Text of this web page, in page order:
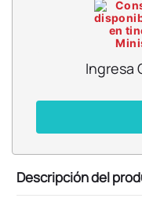
Ingresa
Descripción del
cosmetiquera